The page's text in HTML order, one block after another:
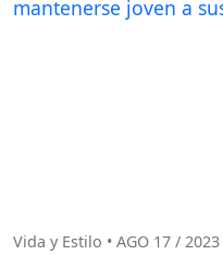
Vida y Estilo • AGO 17 / 2023